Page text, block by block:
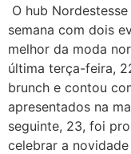
O hub
semana com dois
melhor da moda
última terça-feira,
brunch e contou
apresentados na
seguinte, 23, foi
celebrar a